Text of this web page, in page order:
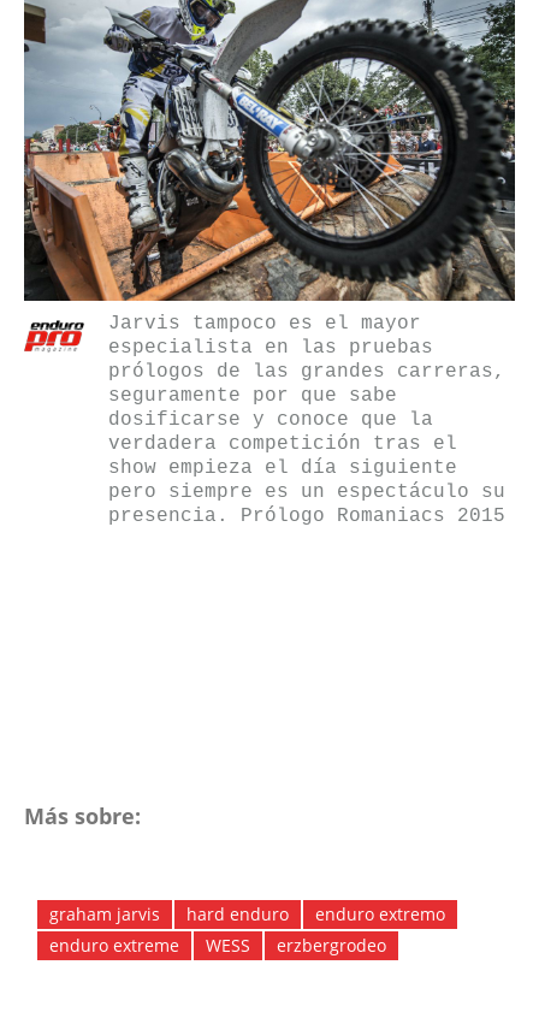
Jarvis tampoco es el mayor
especialista en las pruebas
prólogos de las grandes carreras,
seguramente por que sabe
dosificarse y conoce que la
verdadera competición tras el
show empieza el día siguiente
pero siempre es un espectáculo su
presencia. Prólogo Romaniacs 2015
Más sobre:
graham jarvis hard enduro
enduro extremo
enduro extreme
WESS erzbergrodeo